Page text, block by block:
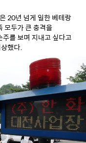
20년 넘게 일한 베테랑
모두가 큰 충격을
를 보며 지내고 싶다고
했다.